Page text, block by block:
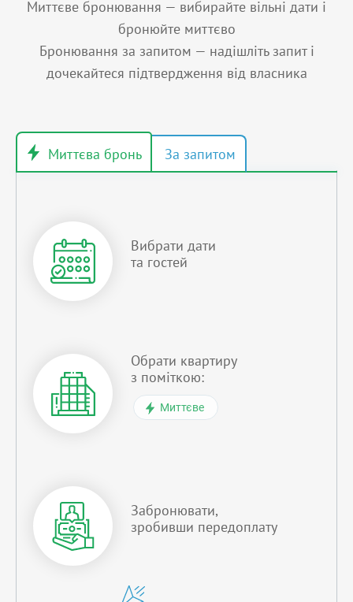
Миттєве бронювання — вибирайте вільні дати і
бронюйте миттєво
Бронювання за запитом — надішліть запит і
дочекайтеся підтвердження від власника
Вибрати дати
та гостей
Обрати квартиру
з поміткою:
Миттєве
Забронювати,
зробивши передоплату